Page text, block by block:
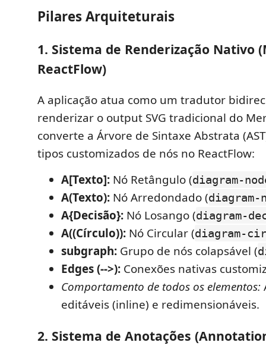
Pilares Arquiteturais
1. Sistema de Renderização Nativo
ReactFlow)
A aplicação atua como um tradutor
renderizar o output SVG tradicional do
converte a Árvore de Sintaxe Abstrata
tipos customizados de nós no ReactFlow:
A[Texto]: Nó Retângulo (diagram-
A(Texto): Nó Arredondado (diagram-
A{Decisão}: Nó Losango (diagram-
A((Círculo)): Nó Circular (diagram-
subgraph: Grupo de nós colapsável (
Edges (-->): Conexões nativas
Comportamento de todos os elementos:
editáveis (inline) e redimensionáveis.
2. Sistema de Anotações